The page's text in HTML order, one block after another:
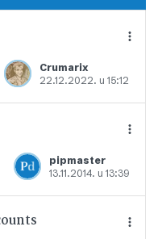
Crumarix
22.12.2022. u 15:12
u favorite
pipmaster
13.11.2014. u 13:39
u favorite